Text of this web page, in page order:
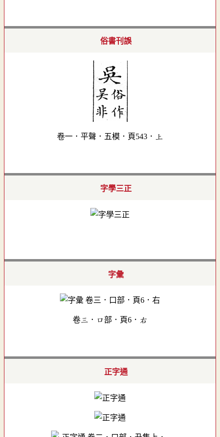
俗書刊誤
卷一．平聲．五模．頁543．上
字學三正
字彙
卷三．口部．頁6．右
正字通